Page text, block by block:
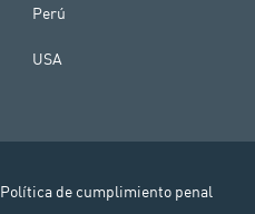
Perú
USA
Política de cumplimiento penal